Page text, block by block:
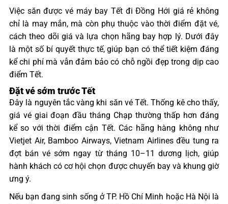
Việc săn được vé máy bay Tết đi Đồng Hới giá rẻ không
chỉ là may mắn, mà còn phụ thuộc vào thời điểm đặt vé,
cách theo dõi giá và lựa chọn hãng bay hợp lý. Dưới đây
là một số bí quyết thực tế, giúp bạn có thể tiết kiệm đáng
kể chi phí mà vẫn đảm bảo có chỗ ngồi đẹp trong dịp cao
điểm Tết.
Đặt vé sớm trước Tết
Đây là nguyên tắc vàng khi săn vé Tết. Thống kê cho thấy,
giá vé giai đoạn đầu tháng Chạp thường thấp hơn đáng
kể so với thời điểm cận Tết. Các hãng hàng không như
Vietjet Air, Bamboo Airways, Vietnam Airlines đều tung ra
đợt bán vé sớm ngay từ tháng 10–11 dương lịch, giúp
hành khách có cơ hội chọn được chuyến bay và khung giờ
ưng ý.
Nếu bạn đang sinh sống ở TP. Hồ Chí Minh hoặc Hà Nội là